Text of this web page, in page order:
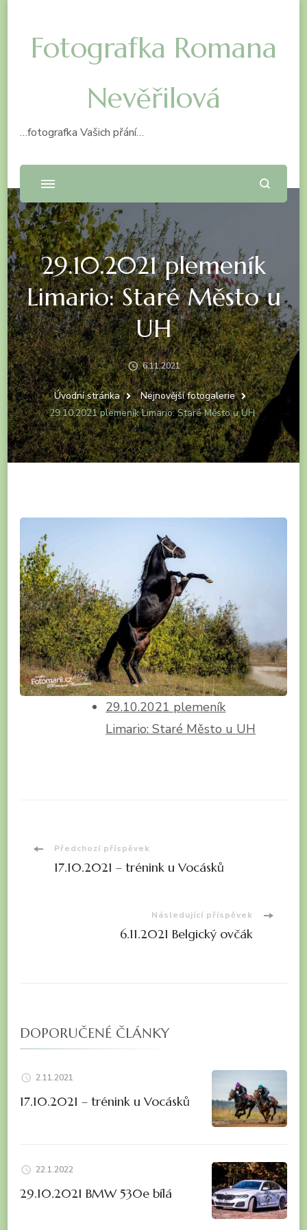
Fotografka Romana
Nevěřilová
…fotografka Vašich přání…
29.10.2021 plemeník
Limario: Staré Město u
UH
6.11.2021
Úvodní stránka
Nejnovější fotogalerie
29.10.2021 plemeník Limario: Staré Město u UH
29.10.2021 plemeník
Limario: Staré Město u UH
Navigace
Předchozí příspěvek
17.10.2021 – trénink u Vocásků
Následující příspěvek
6.11.2021 Belgický ovčák
DOPORUČENÉ ČLÁNKY
2.11.2021
17.10.2021 – trénink u Vocásků
22.1.2022
29.10.2021 BMW 530e bílá